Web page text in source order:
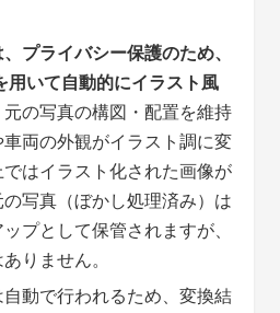
プライバシー保護のため、
用いて自動的にイラスト風
元の写真の構図・配置を維持
両の外観がイラスト調に変
はイラスト化された画像が
写真（ぼかし処理済み）は
プとして保管されますが、
りません。
動で行われるため、変換結